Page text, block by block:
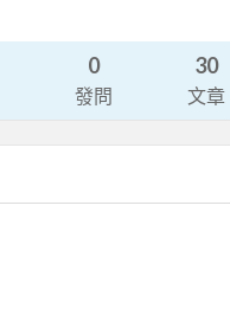
0
發問
30
文章